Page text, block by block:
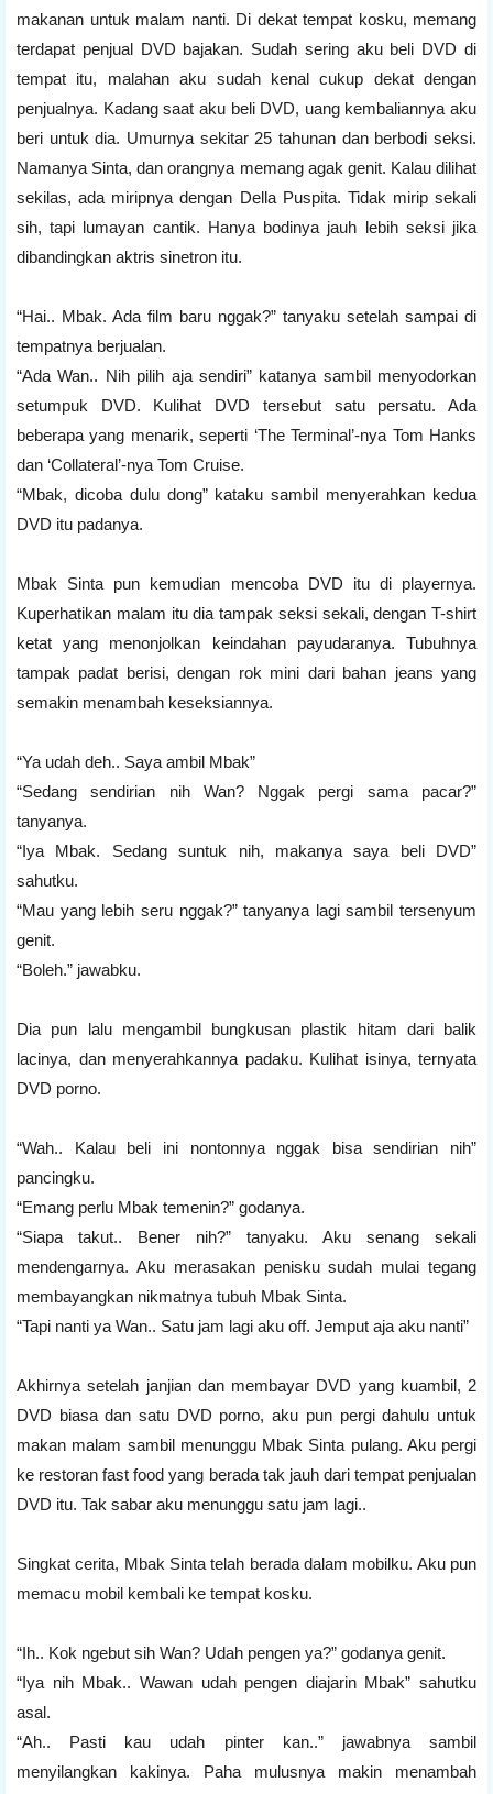
makanan untuk malam nanti. Di dekat tempat kosku, memang
terdapat penjual DVD bajakan. Sudah sering aku beli DVD di
tempat itu, malahan aku sudah kenal cukup dekat dengan
penjualnya. Kadang saat aku beli DVD, uang kembaliannya aku
beri untuk dia. Umurnya sekitar 25 tahunan dan berbodi seksi.
Namanya Sinta, dan orangnya memang agak genit. Kalau dilihat
sekilas, ada miripnya dengan Della Puspita. Tidak mirip sekali
sih, tapi lumayan cantik. Hanya bodinya jauh lebih seksi jika
dibandingkan aktris sinetron itu.
“Hai.. Mbak. Ada film baru nggak?” tanyaku setelah sampai di
tempatnya berjualan.
“Ada Wan.. Nih pilih aja sendiri” katanya sambil menyodorkan
setumpuk DVD. Kulihat DVD tersebut satu persatu. Ada
beberapa yang menarik, seperti ‘The Terminal’-nya Tom Hanks
dan ‘Collateral’-nya Tom Cruise.
“Mbak, dicoba dulu dong” kataku sambil menyerahkan kedua
DVD itu padanya.
Mbak Sinta pun kemudian mencoba DVD itu di playernya.
Kuperhatikan malam itu dia tampak seksi sekali, dengan T-shirt
ketat yang menonjolkan keindahan payudaranya. Tubuhnya
tampak padat berisi, dengan rok mini dari bahan jeans yang
semakin menambah keseksiannya.
“Ya udah deh.. Saya ambil Mbak”
“Sedang sendirian nih Wan? Nggak pergi sama pacar?”
tanyanya.
“Iya Mbak. Sedang suntuk nih, makanya saya beli DVD”
sahutku.
“Mau yang lebih seru nggak?” tanyanya lagi sambil tersenyum
genit.
“Boleh.” jawabku.
Dia pun lalu mengambil bungkusan plastik hitam dari balik
lacinya, dan menyerahkannya padaku. Kulihat isinya, ternyata
DVD porno.
“Wah.. Kalau beli ini nontonnya nggak bisa sendirian nih”
pancingku.
“Emang perlu Mbak temenin?” godanya.
“Siapa takut.. Bener nih?” tanyaku. Aku senang sekali
mendengarnya. Aku merasakan penisku sudah mulai tegang
membayangkan nikmatnya tubuh Mbak Sinta.
“Tapi nanti ya Wan.. Satu jam lagi aku off. Jemput aja aku nanti”
Akhirnya setelah janjian dan membayar DVD yang kuambil, 2
DVD biasa dan satu DVD porno, aku pun pergi dahulu untuk
makan malam sambil menunggu Mbak Sinta pulang. Aku pergi
ke restoran fast food yang berada tak jauh dari tempat penjualan
DVD itu. Tak sabar aku menunggu satu jam lagi..
Singkat cerita, Mbak Sinta telah berada dalam mobilku. Aku pun
memacu mobil kembali ke tempat kosku.
“Ih.. Kok ngebut sih Wan? Udah pengen ya?” godanya genit.
“Iya nih Mbak.. Wawan udah pengen diajarin Mbak” sahutku
asal.
“Ah.. Pasti kau udah pinter kan..” jawabnya sambil
menyilangkan kakinya. Paha mulusnya makin menambah